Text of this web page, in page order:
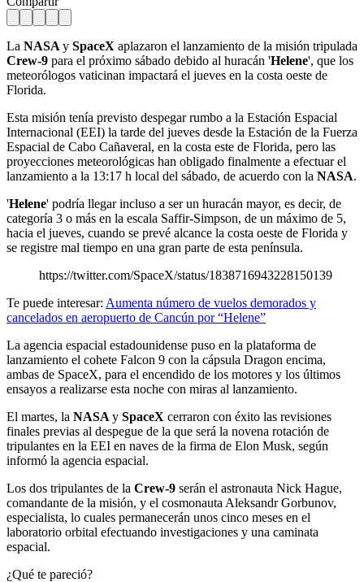
La NASA y SpaceX aplazaron el lanzamiento de la misión tripulada
Crew-9 para el próximo sábado debido al huracán 'Helene', que los
meteorólogos vaticinan impactará el jueves en la costa oeste de
Florida.
Esta misión tenía previsto despegar rumbo a la Estación Espacial
Internacional (EEI) la tarde del jueves desde la Estación de la Fuerza
Espacial de Cabo Cañaveral, en la costa este de Florida, pero las
proyecciones meteorológicas han obligado finalmente a efectuar el
lanzamiento a la 13:17 h local del sábado, de acuerdo con la NASA.
'Helene' podría llegar incluso a ser un huracán mayor, es decir, de
categoría 3 o más en la escala Saffir-Simpson, de un máximo de 5,
hacia el jueves, cuando se prevé alcance la costa oeste de Florida y
se registre mal tiempo en una gran parte de esta península.
https://twitter.com/SpaceX/status/1838716943228150139
Te puede interesar: Aumenta número de vuelos demorados y
cancelados en aeropuerto de Cancún por “Helene”
La agencia espacial estadounidense puso en la plataforma de
lanzamiento el cohete Falcon 9 con la cápsula Dragon encima,
ambas de SpaceX, para el encendido de los motores y los últimos
ensayos a realizarse esta noche con miras al lanzamiento.
El martes, la NASA y SpaceX cerraron con éxito las revisiones
finales previas al despegue de la que será la novena rotación de
tripulantes en la EEI en naves de la firma de Elon Musk, según
informó la agencia espacial.
Los dos tripulantes de la Crew-9 serán el astronauta Nick Hague,
comandante de la misión, y el cosmonauta Aleksandr Gorbunov,
especialista, lo cuales permanecerán unos cinco meses en el
laboratorio orbital efectuando investigaciones y una caminata
espacial.
¿Qué te pareció?